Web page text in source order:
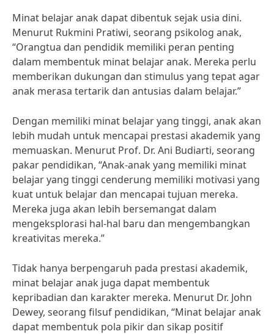
Minat belajar anak dapat dibentuk sejak usia dini.
Menurut Rukmini Pratiwi, seorang psikolog anak,
“Orangtua dan pendidik memiliki peran penting
dalam membentuk minat belajar anak. Mereka perlu
memberikan dukungan dan stimulus yang tepat agar
anak merasa tertarik dan antusias dalam belajar.”
Dengan memiliki minat belajar yang tinggi, anak akan
lebih mudah untuk mencapai prestasi akademik yang
memuaskan. Menurut Prof. Dr. Ani Budiarti, seorang
pakar pendidikan, “Anak-anak yang memiliki minat
belajar yang tinggi cenderung memiliki motivasi yang
kuat untuk belajar dan mencapai tujuan mereka.
Mereka juga akan lebih bersemangat dalam
mengeksplorasi hal-hal baru dan mengembangkan
kreativitas mereka.”
Tidak hanya berpengaruh pada prestasi akademik,
minat belajar anak juga dapat membentuk
kepribadian dan karakter mereka. Menurut Dr. John
Dewey, seorang filsuf pendidikan, “Minat belajar anak
dapat membentuk pola pikir dan sikap positif